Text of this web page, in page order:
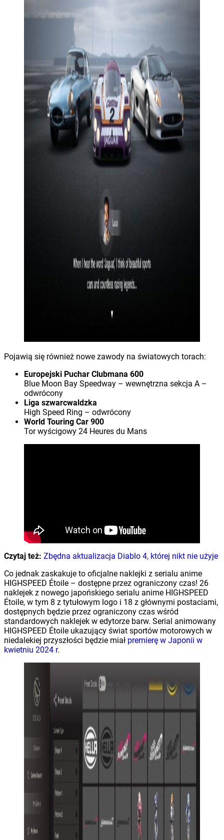
Pojawią się również nowe zawody na światowych torach:
Europejski Puchar Clubmana 600
Blue Moon Bay Speedway – wewnętrzna sekcja A –
odwrócony
Liga szwarcwaldzka
High Speed Ring – odwrócony
World Touring Car 900
Tor wyścigowy 24 Heures du Mans
Czytaj też: Zbędna aktualizacja Diablo 4, której nikt nie użyje
Co jednak zaskakuje to oficjalne naklejki z serialu anime
HIGHSPEED Étoile – dostępne przez ograniczony czas! 26
naklejek z nowego japońskiego serialu anime HIGHSPEED
Étoile, w tym 8 z tytułowym logo i 18 z głównymi postaciami,
dostępnych będzie przez ograniczony czas wśród
standardowych naklejek w edytorze barw. Serial animowany
HIGHSPEED Étoile ukazujący świat sportów motorowych w
niedalekiej przyszłości będzie miał premierę w Japonii w
kwietniu 2024 r.